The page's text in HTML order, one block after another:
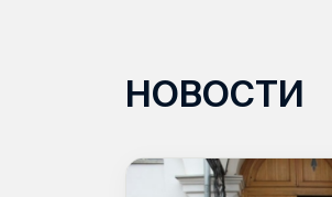
НОВОСТИ